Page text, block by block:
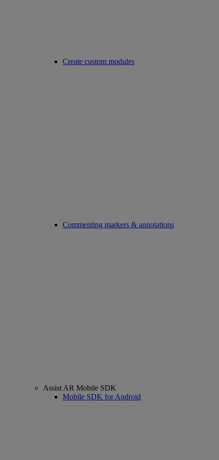
Create custom modules
Commenting markers & annotations
Assist AR Mobile SDK
Mobile SDK for Android